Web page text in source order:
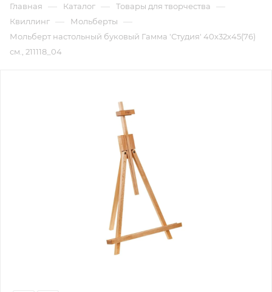
Главная — Каталог — Товары для творчества —
Квиллинг — Мольберты —
Мольберт настольный буковый Гамма 'Студия' 40х32х45(76)
см., 211118_04